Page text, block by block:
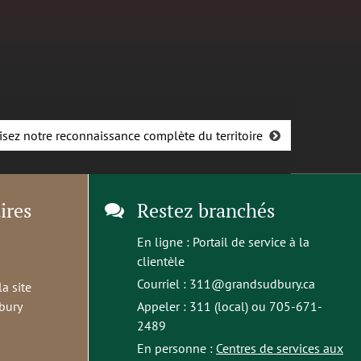
notre reconnaissance complète du territoire
site
Restez branchés
En ligne : Portail de service à la
clientèle
Courriel : 311@grandsudbury.ca
Appeler : 311 (local) ou 705-671-
2489
En personne : Centres de services aux